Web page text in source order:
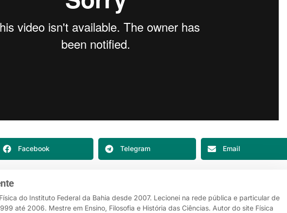
Facebook Telegram Email
do Instituto Federal da Bahia desde 2007. Lecionei na rede pública e particular de
até 2006. Mestre em Ensino, Filosofia e História das Ciências. Autor do site Física